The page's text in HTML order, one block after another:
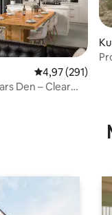
Prosječna
4,97 (291)
Den – Clear